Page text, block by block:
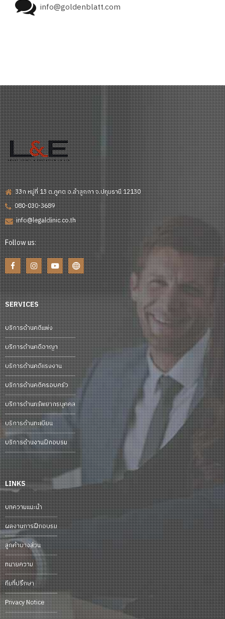
info@goldenblatt.com
33ก หมู่ที่ 13 ต.คูคต อ.ลำลูกกา จ.ปทุมธานี 12130
080-030-3689
info@legalclinic.co.th
Follow us:
SERVICES
บริการด้านคดีแพ่ง
บริการด้านคดีอาญา
บริการด้านคดีแรงงาน
บริการด้านคดีครอบครัว
บริการด้านทรัพยากรบุคคล
บริการด้านทะเบียน
บริการด้านงานฝึกอบรม
LINKS
บทความแนะนำ
ผลงานการฝึกอบรม
ลูกค้าบางส่วน
ทนายความ
ทีมที่ปรึกษา
Privacy Notice